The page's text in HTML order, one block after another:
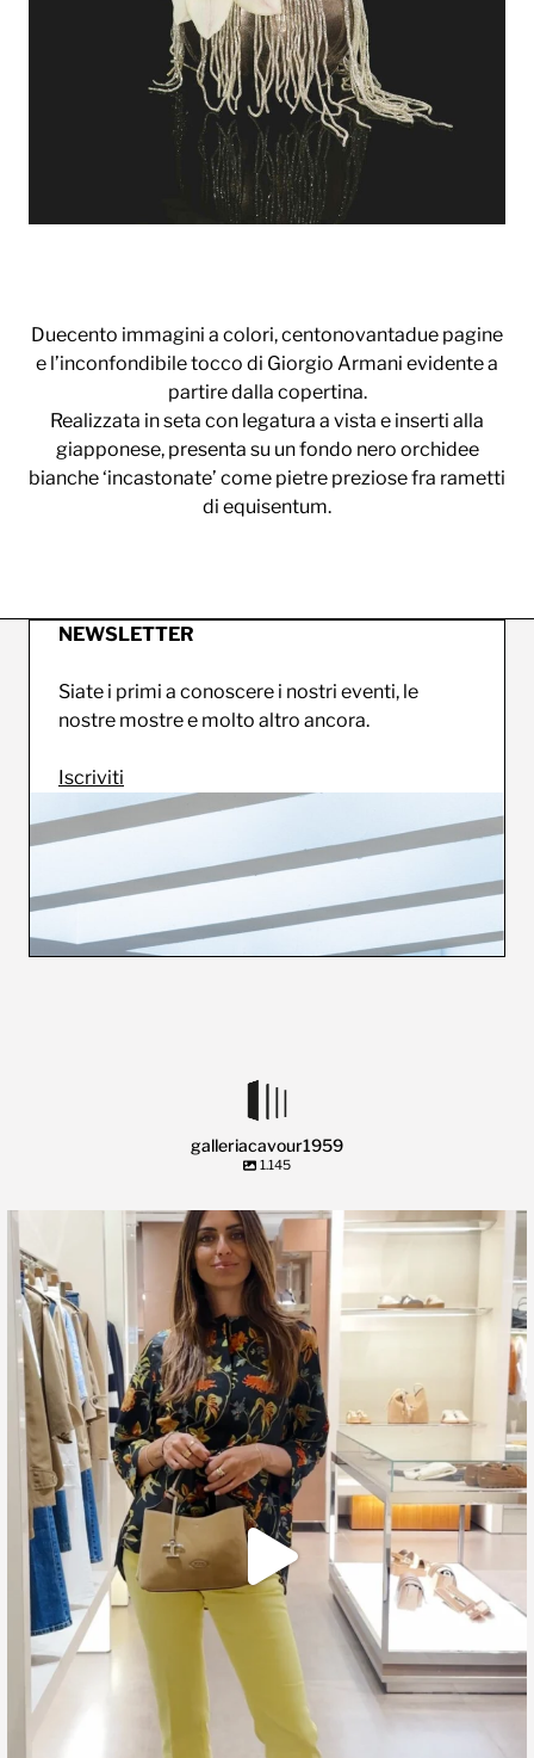
Duecento immagini a colori, centonovantadue pagine
e l’inconfondibile tocco di Giorgio Armani evidente a
partire dalla copertina.
Realizzata in seta con legatura a vista e inserti alla
giapponese, presenta su un fondo nero orchidee
bianche ‘incastonate’ come pietre preziose fra rametti
di equisentum.
NEWSLETTER
Siate i primi a conoscere i nostri eventi, le
nostre mostre e molto altro ancora.
Iscriviti
galleriacavour1959
1.145
🍃 Entriamo da Dev in @galleriacavour1959 a...
39 2